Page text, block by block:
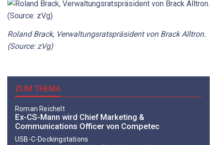
Roland Brack, Verwaltungsratspräsident von Brack Alltron.
(Source: zVg)
ZUM THEMA
Roman Reichelt
Ex-CS-Mann wird Chief Marketing &
Communications Officer von Competec
USB-C-Dockingstations